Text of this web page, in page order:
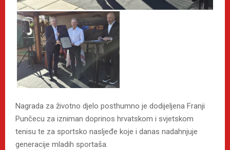
Nagrada za životno djelo posthumno je dodijeljena Franji
Punčecu za izniman doprinos hrvatskom i svjetskom
tenisu te za sportsko nasljeđe koje i danas nadahnjuje
generacije mladih sportaša.